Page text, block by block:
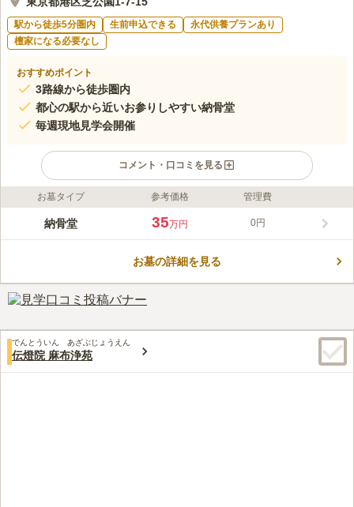
駅から徒歩5分圏内 生前申込できる
永代供養プランあり
檀家になる必要なし
おすすめポイント
3路線から徒歩圏内
都心の駅から近いお参りしやすい納骨堂
毎週現地見学会開催
コメント・口コミを見る
ライフドット編集部のコメント
都営大江戸線、都営浅草線「大門駅」から徒歩約2分、JR「浜松
るとたどり着けます。また、駐車場も完備されているので、お車
の隠居寺として創建された、由緒ある寺院です。すぐ近くに徳川
家の菩提寺であった増上寺があるので、お参り後の散策も楽しめ
口コミ評価
お墓タイプ 参考価格 管理費
納骨堂 35万円 0円
お墓の詳細を見る
でんとういん あざぶじょうえん
伝燈院 麻布浄苑